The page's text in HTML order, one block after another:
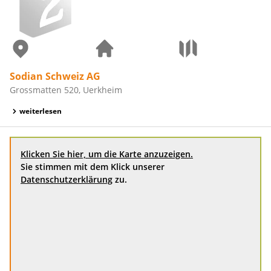
Sodian Schweiz AG
Grossmatten 520, Uerkheim
weiterlesen
Klicken Sie hier, um die Karte anzuzeigen.
Sie stimmen mit dem Klick unserer
Datenschutzerklärung zu.